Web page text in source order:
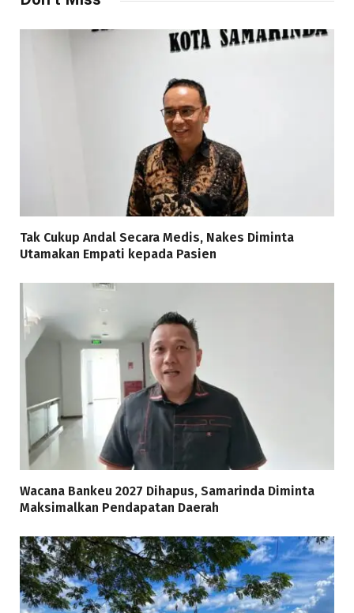
Tak Cukup Andal Secara Medis, Nakes Diminta
Utamakan Empati kepada Pasien
Wacana Bankeu 2027 Dihapus, Samarinda Diminta
Maksimalkan Pendapatan Daerah